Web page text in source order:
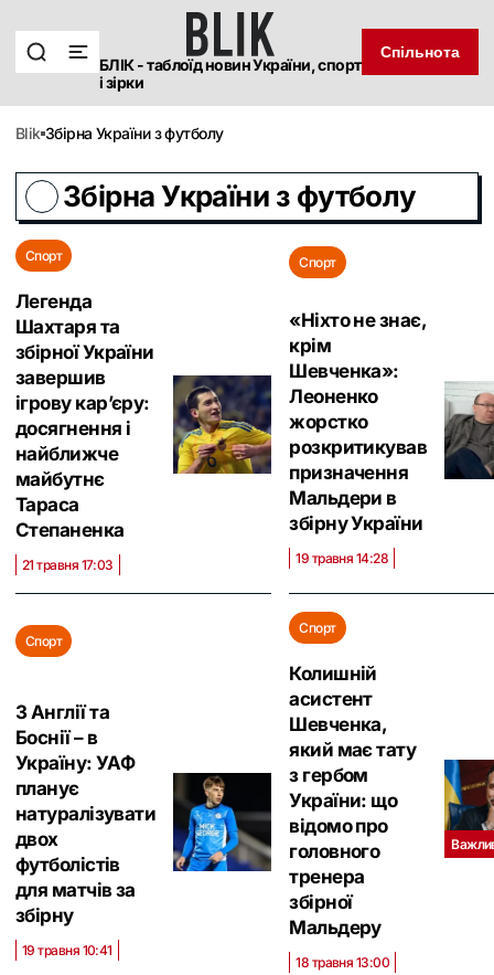
БЛІК - таблоїд новин України, спорт
і зірки
Спільнота
blik Збірна України з футболу
Збірна України з футболу
Спорт
Легенда
Шахтаря та
збірної України
завершив
ігрову кар’єру:
досягнення і
найближче
майбутнє
Тараса
Степаненка
21 травня 17:03
Спорт
«Ніхто не знає,
крім
Шевченка»:
Леоненко
жорстко
розкритикував
призначення
Мальдери в
збірну України
19 травня 14:28
Спорт
З Англії та
Боснії – в
Україну: УАФ
планує
натуралізувати
двох
футболістів
для матчів за
збірну
19 травня 10:41
Спорт
Колишній
асистент
Шевченка,
який має тату
з гербом
України: що
відомо про
головного
тренера
збірної
Мальдеру
18 травня 13:00